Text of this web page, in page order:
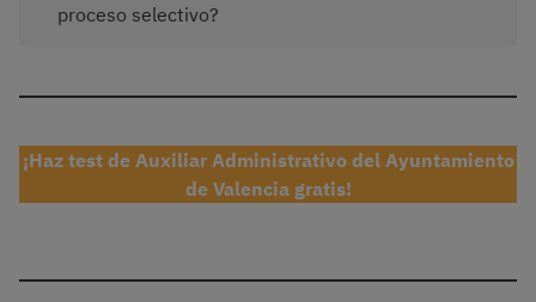
proceso selectivo?
¡Haz test de Auxiliar Administrativo del Ayuntamiento
de Valencia gratis!